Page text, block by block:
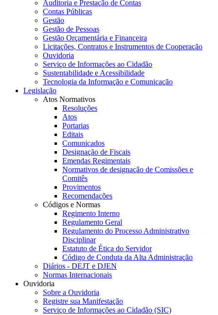
Auditoria e Prestação de Contas
Contas Públicas
Gestão
Gestão de Pessoas
Gestão Orçamentária e Financeira
Licitações, Contratos e Instrumentos de Cooperação
Ouvidoria
Serviço de Informações ao Cidadão
Sustentabilidade e Acessibilidade
Tecnologia da Informação e Comunicação
Legislação
Atos Normativos
Resoluções
Atos
Portarias
Editais
Comunicados
Designação de Fiscais
Emendas Regimentais
Normativos de designação de Comissões e
Comitês
Provimentos
Recomendações
Códigos e Normas
Regimento Interno
Regulamento Geral
Regulamento do Processo Administrativo
Disciplinar
Estatuto de Ética do Servidor
Código de Conduta da Alta Administração
Diários - DEJT e DJEN
Normas Internacionais
Ouvidoria
Sobre a Ouvidoria
Registre sua Manifestação
Serviço de Informações ao Cidadão (SIC)